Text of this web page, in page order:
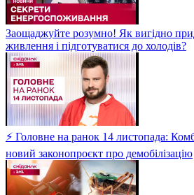
Заощаджуйте розумно! Як вигідно
живлення і підготуватися до холодів?
⚡ Головне на ранок 14 листопада:
новий законопроєкт про демобілізацію